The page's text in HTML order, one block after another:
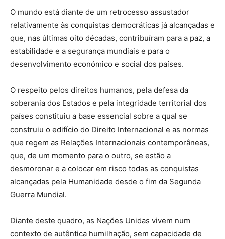
O mundo está diante de um retrocesso assustador
relativamente às conquistas democráticas já alcançadas e
que, nas últimas oito décadas, contribuíram para a paz, a
estabilidade e a segurança mundiais e para o
desenvolvimento económico e social dos países.
O respeito pelos direitos humanos, pela defesa da
soberania dos Estados e pela integridade territorial dos
países constituiu a base essencial sobre a qual se
construiu o edifício do Direito Internacional e as normas
que regem as Relações Internacionais contemporâneas,
que, de um momento para o outro, se estão a
desmoronar e a colocar em risco todas as conquistas
alcançadas pela Humanidade desde o fim da Segunda
Guerra Mundial.
Diante deste quadro, as Nações Unidas vivem num
contexto de autêntica humilhação, sem capacidade de